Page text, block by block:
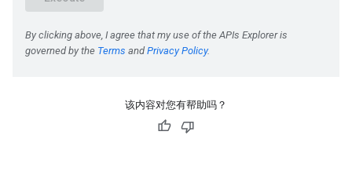
该内容对您有帮助吗？